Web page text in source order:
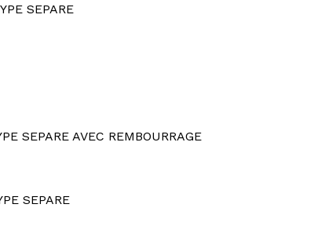
SEPARE
SEPARE AVEC REMBOURRAGE
SEPARE